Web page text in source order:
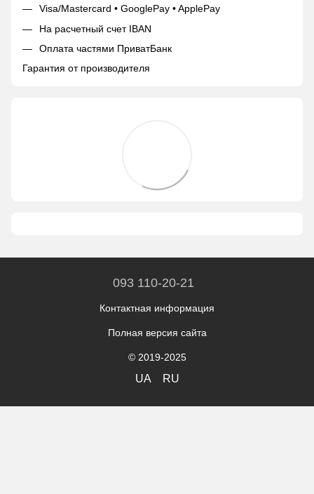
Visa/Mastercard • GooglePay • ApplePay
На расчетный счет IBAN
Оплата частями ПриватБанк
Гарантия от производителя
093 110-20-21
Контактная информация
Полная версия сайта
© 2019-2025
UA RU